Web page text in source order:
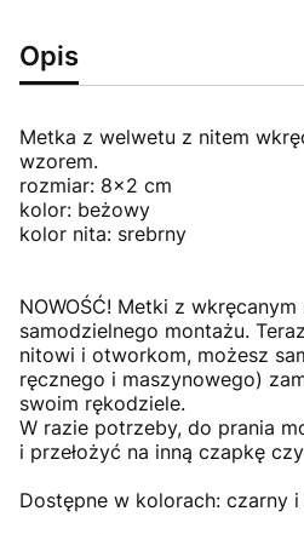
Opis
Metka z welwetu z nitem
wzorem.
rozmiar: 8x2 cm
kolor: beżowy
kolor nita: srebrny
NOWOŚĆ! Metki z
samodzielnego montażu.
nitowi i otworkom, możesz
ręcznego i maszynowego)
swoim rękodziele.
W razie potrzeby, do prania
i przełożyć na inną czapkę
Dostępne w kolorach: czarny i